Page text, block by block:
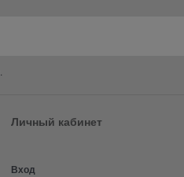
Личный кабинет
Вход